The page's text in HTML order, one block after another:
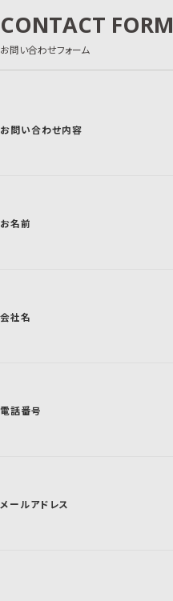
CONTACT FORM
お問い合わせフォーム
お問い合わせ内容
お名前
会社名
電話番号
メールアドレス